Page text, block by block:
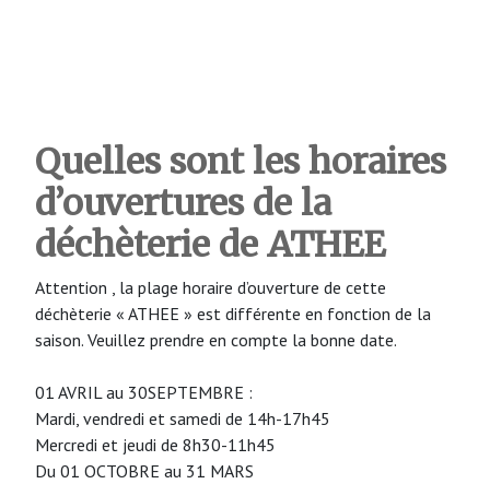
Quelles sont les horaires
d’ouvertures de la
déchèterie de ATHEE
Attention , la plage horaire d’ouverture de cette
déchèterie « ATHEE » est différente en fonction de la
saison. Veuillez prendre en compte la bonne date.
01 AVRIL au 30SEPTEMBRE :
Mardi, vendredi et samedi de 14h-17h45
Mercredi et jeudi de 8h30-11h45
Du 01 OCTOBRE au 31 MARS